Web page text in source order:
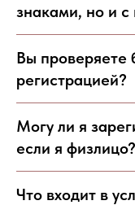
знаками, но и с
Вы проверяете
регистрацией?
Могу ли я
если я физлицо?
Что входит в